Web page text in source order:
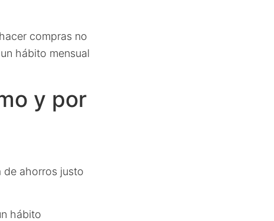
compras no
hábito mensual
y por
de ahorros justo
hábito